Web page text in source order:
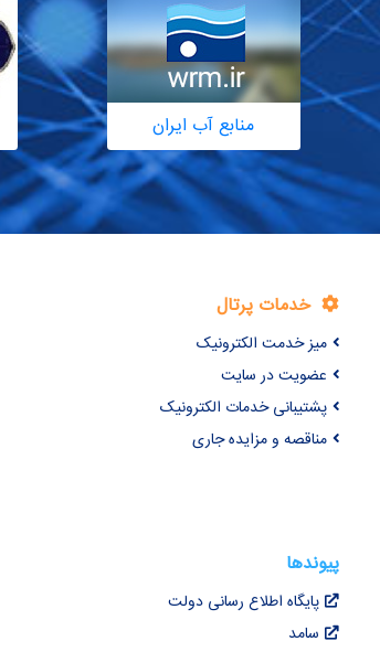
منابع آب ایران
خدمات پرتال
میز خدمت الکترونیک
عضویت در سایت
پشتیبانی خدمات الکترونیک
مناقصه و مزایده جاری
پیوندها
پایگاه اطلاع رسانی دولت
سامد